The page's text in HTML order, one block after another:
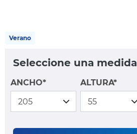
Verano
Seleccione una medida
ANCHO* ALTURA*